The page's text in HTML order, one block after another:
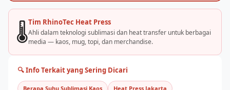
🌡️Tim RhinoTec Heat Press
Ahli dalam teknologi sublimasi dan heat transfer untuk berbagai
media — kaos, mug, topi, dan merchandise.
🔍 Info Terkait yang Sering Dicari
Berapa Suhu Sublimasi Kaos Heat Press Jakarta